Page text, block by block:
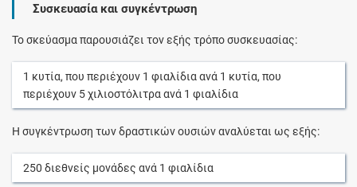
Συσκευασία και συγκέντρωση
Το σκεύασμα παρουσιάζει τον εξής τρόπο συσκευασίας:
1 κυτία, που περιέχουν 1 φιαλίδιαανά 1 κυτία, που
περιέχουν 5χιλιοστόλιτραανά 1 φιαλίδια
Η συγκέντρωση των δραστικών ουσιών αναλύεται ως εξής:
250 διεθνείς μονάδες ανά 1 φιαλίδια